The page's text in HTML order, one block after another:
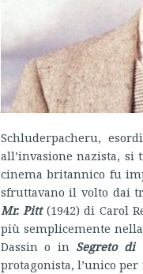
Schluderpacheru,
all’invasione nazista, si
cinema britannico fu
sfruttavano il volto dai
Mr. Pitt(1942) di Carol
più semplicemente
Dassin o in Segreto di
protagonista, l’unico